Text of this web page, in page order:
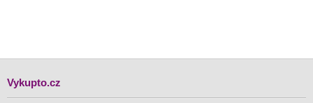
Vykupto.cz